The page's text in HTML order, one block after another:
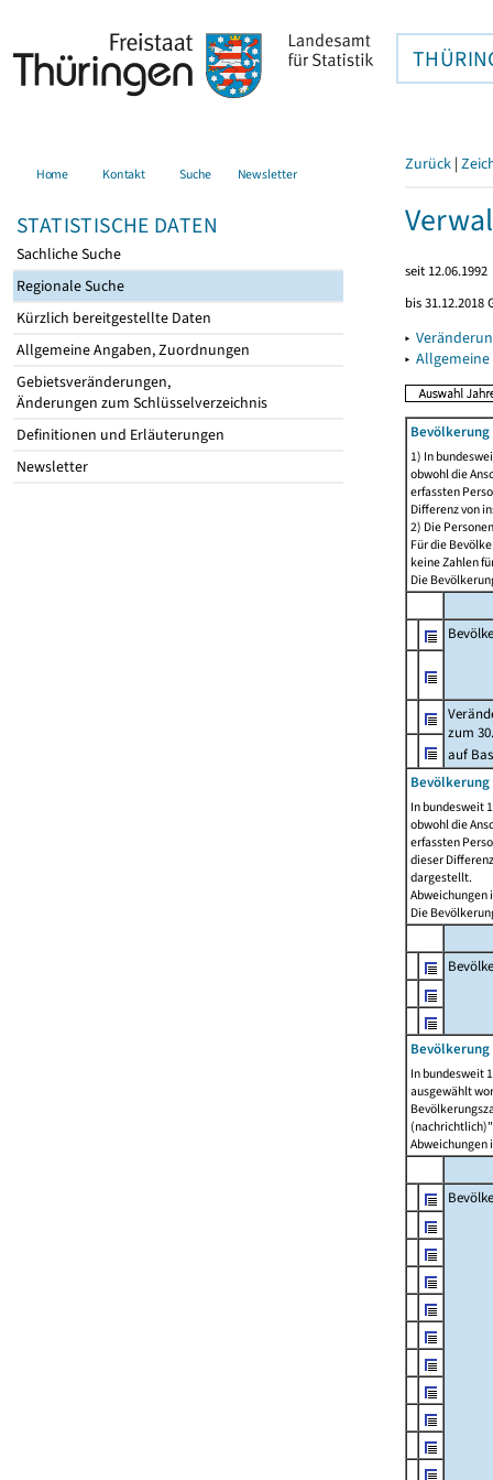
Home Kontakt Suche Newsletter
STATISTISCHE DATEN
Sachliche Suche
Regionale Suche
Kürzlich bereitgestellte Daten
Allgemeine Angaben, Zuordnungen
Gebietsveränderungen,
Änderungen zum Schlüsselverzeichnis
Definitionen und Erläuterungen
Newsletter
Zurück |
seit 12.06.1992
bis 31.12.2018
▸
▸
1) In
obwohl die
erfassten
Differenz von
2) Die
Für die
keine Zahlen
Die
zum
auf
Bevölkerung
In bundesweit
obwohl die
erfassten
dieser
dargestellt.
Abweichungen
Die
In bundesweit
ausgewählt
Abweichungen